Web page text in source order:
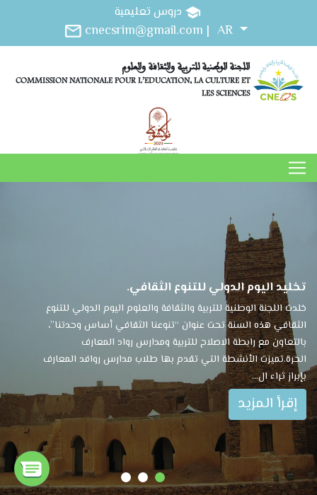
دروس تعليمية
cnecsrim@gmail.com | AR
اللجنة الوطنية للتربية والثقافة والعلوم
COMMISSION NATIONALE POUR L’EDUCATION, LA CULTURE ET
LES SCIENCES
تخليد اليوم الدولي للتنوع الثقافي.
خلدت اللجنة الوطنية للتربية والثقافة والعلوم اليوم الدولي للتنوع
الثقافي هذه السنة تحت عنوان “تنوعنا الثقافي أساس وحدتنا”،
بالتعاون مع رابطة الاصلاح للتربية ومدارس رواد المعارف
الحرة.تميزت الأنشطة التي تقدم بها طلاب مدارس روافد المعارف
بإبراز ثراء ال...
إقرأ المزيد